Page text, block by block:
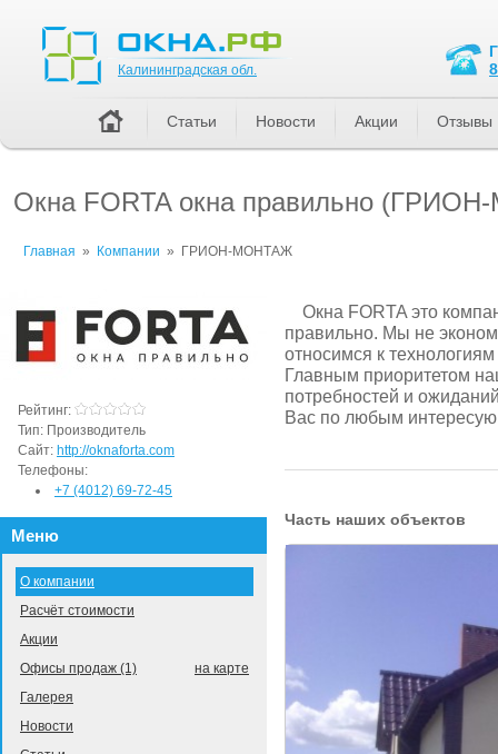
Окна FORTA окна правильно
Главная » Компании » ГРИОН-МОНТАЖ
Окна FORTA это
правильно. Мы не
относимся к
Главным приоритетом
потребностей и
Вас по любым
Часть наших объектов
Рейтинг:
Тип: Производитель
Сайт: http://oknaforta.com
Телефоны:
+7 (4012) 69-72-45
Меню
О компании
Расчёт стоимости
Акции
на карте
Офисы продаж (1)
Галерея
Новости
Калининградская обл.
Статьи Новости Акции Отзывы